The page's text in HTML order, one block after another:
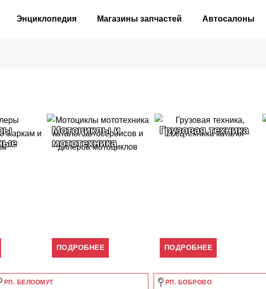
Энциклопедия Магазины запчастей Автосалоны
Мотоциклы и
мототехника
ПОДРОБНЕЕ
Грузовая техника
ПОДРОБНЕЕ
РП. БЕЛООМУТ РП. БОБРОВО